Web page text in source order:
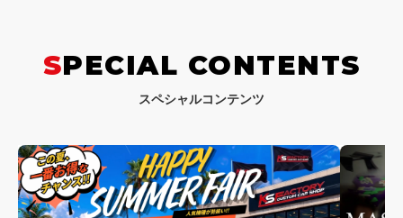
SPECIAL CONTENTS
スペシャルコンテンツ